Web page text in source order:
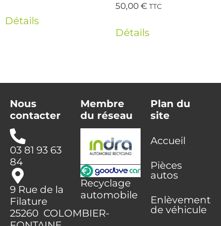
Détails
50,00€ TTC
Détails
Nous
contacter
03 81 93 63
84
9 Rue de la
Filature
25260 COLOMBIER-
Membre
du réseau
Recyclage
automobile
Plan du
site
Accueil
Pièces
autos
Enlèvement
de véhicule